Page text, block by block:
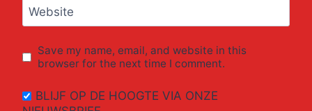
Website
Save my name, email, and website in this
browser for the next time I comment.
BLIJF OP DE HOOGTE VIA ONZE